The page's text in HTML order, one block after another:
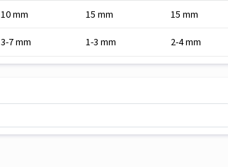
10 mm 15 mm 15 mm
3-7 mm 1-3 mm 2-4 mm